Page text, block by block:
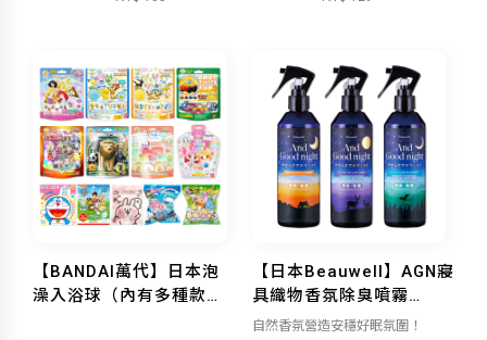
【BANDAI萬代】日本泡
澡入浴球（內有多種款
【日本Beauwell】AGN寢
具織物香氛除臭噴霧
285ml（舒鬆柑橘/舒眠薰
自然香氛營造安穩好眠氛圍！